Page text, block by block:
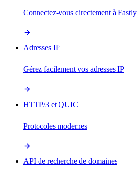
Connectez-vous directement à Fastly
Adresses IP
Gérez facilement vos adresses IP
HTTP/3 et QUIC
Protocoles modernes
API de recherche de domaines